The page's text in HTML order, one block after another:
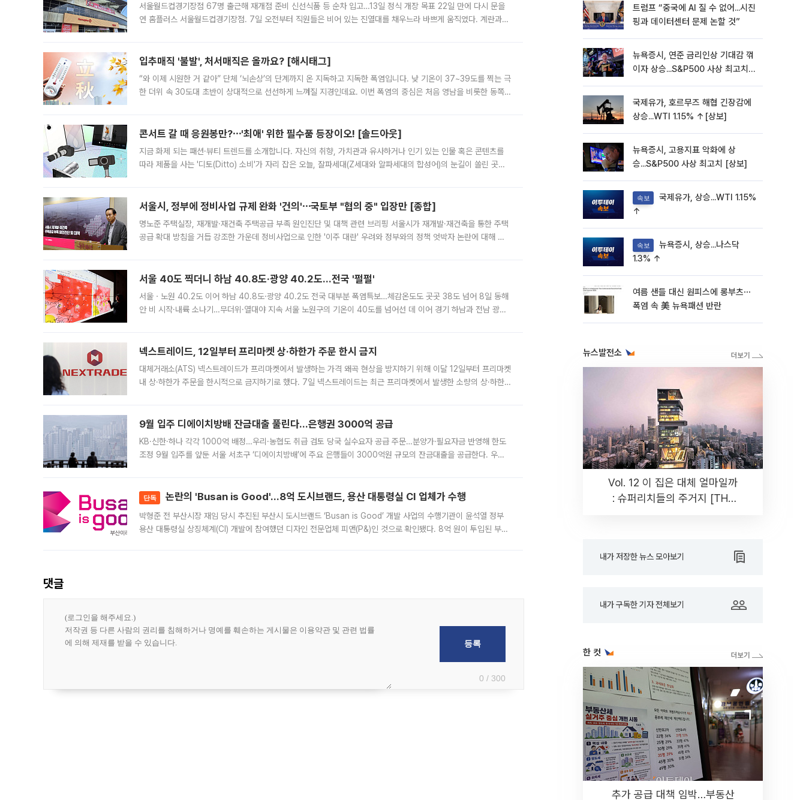
서울월드컵경기장점 67명 출근해 재개점 준비 신선식품 등 순차 입고…13일 정식 개장 목표 22일 만에 다시 문을
연 홈플러스 서울월드컵경기장점. 7일 오전부터 직원들은 비어 있는 진열대를 채우느라 바쁘게 움직였다. 계란과
입추매직 '불발', 처서매직은 올까요? [해시태그]
“와 이제 시원한 거 같아” 단체 ‘뇌손상’의 단계까지 온 지독하고 지독한 폭염입니다. 낮 기온이 37~39도를 찍는 극
한 더위 속 30도대 초반이 상대적으로 선선하게 느껴질 지경인데요. 이번 폭염의 중심은 처음 영남을 비롯한 동쪽
콘서트 갈 때 응원봉만?⋯'최애' 위한 필수품 등장이오! [솔드아웃]
지금 화제 되는 패션·뷰티 트렌드를 소개합니다. 자신의 취향, 가치관과 유사하거나 인기 있는 인물 혹은 콘텐츠를
따라 제품을 사는 '디토(Ditto) 소비'가 자리 잡은 오늘, 잘파세대(Z세대와 알파세대의 합성어)의 눈길이 쏠린 곳은
서울시, 정부에 정비사업 규제 완화 '건의'⋯국토부 "협의 중" 입장만 [종합]
명노준 주택실장, 재개발·재건축 주택공급 부족 원인진단 및 대책 관련 브리핑 서울시가 재개발·재건축을 통한 주택
공급 확대 방침을 거듭 강조한 가운데 정비사업으로 인한 '이주 대란' 우려와 정부와의 정책 엇박자 논란에 대해 정
서울 40도 찍더니 하남 40.8도·광양 40.2도…전국 '펄펄'
서울ㆍ노원 40.2도 이어 하남 40.8도·광양 40.2도 전국 대부분 폭염특보…체감온도도 곳곳 38도 넘어 8일 동해
안 비 시작·내륙 소나기…무더위·열대야 지속 서울 노원구의 기온이 40도를 넘어선 데 이어 경기 하남과 전남 광양
넥스트레이드, 12일부터 프리마켓 상·하한가 주문 한시 금지
대체거래소(ATS) 넥스트레이드가 프리마켓에서 발생하는 가격 왜곡 현상을 방지하기 위해 이달 12일부터 프리마켓
내 상·하한가 주문을 한시적으로 금지하기로 했다. 7일 넥스트레이드는 최근 프리마켓에서 발생한 소량의 상·하한
9월 입주 디에이치방배 잔금대출 풀린다…은행권 3000억 공급
KB·신한·하나 각각 1000억 배정…우리·농협도 취급 검토 당국 실수요자 공급 주문…분양가·필요자금 반영해 한도
조정 9월 입주를 앞둔 서울 서초구 ‘디에이치방배’에 주요 은행들이 3000억원 규모의 잔금대출을 공급한다. 우리
단독 논란의 'Busan is Good'…8억 도시브랜드, 용산 대통령실 CI 업체가 수행
박형준 전 부산시장 재임 당시 추진된 부산시 도시브랜드 ‘Busan is Good’ 개발 사업의 수행기관이 윤석열 정부
용산 대통령실 상징체계(CI) 개발에 참여했던 디자인 전문업체 피앤(P&)인 것으로 확인됐다. 8억 원이 투입된 부산
댓글
0 / 300
트럼프 “중국에 AI 질 수 없어...시진
핑과 데이터센터 문제 논할 것”
뉴욕증시, 연준 금리인상 기대감 꺾
이자 상승...S&P500 사상 최고치
국제유가, 호르무즈 해협 긴장감에
상승...WTI 1.15% ↑[상보]
뉴욕증시, 고용지표 악화에 상
승...S&P500 사상 최고치 [상보]
속보
↑
속보
1.3% ↑
여름 샌들 대신 원피스에 롱부츠⋯
폭염 속 美 뉴욕패션 반란
뉴스발전소
Vol. 12 이 집은 대체 얼마일까
: 슈퍼리치들의 주거지 [THE
내가 저장한 뉴스 모아보기
내가 구독한 기자 전체보기
한 컷
추가 공급 대책 임박…부동산